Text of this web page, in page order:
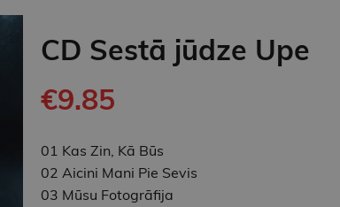
CD Sestā jūdze Upe
€9.85
01 Kas Zin, Kā Būs
02 Aicini Mani Pie Sevis
03 Mūsu Fotogrāfija